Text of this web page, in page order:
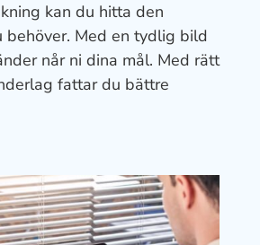
kan du hitta den
behöver. Med en tydlig bild
når ni dina mål. Med rätt
fattar du bättre